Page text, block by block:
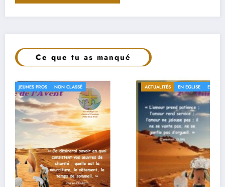
Ce que tu as manqué
ACTUALITÉS EN EGLISE JEUNES PROS NON CLASSÉ